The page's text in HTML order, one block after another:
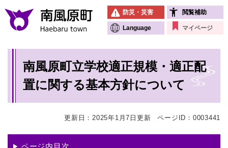
メニューを飛ばして本文へ
防災・災害 閲覧補助
Language マイページ
南風原町立学校適正規模・適正配
置に関する基本方針について
更新日：2025年1月7日更新 ページID：0003441
ページ内目次